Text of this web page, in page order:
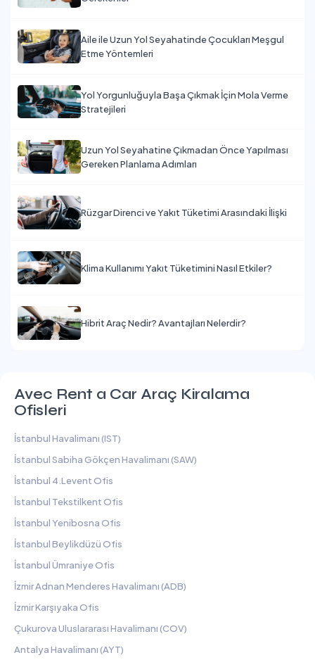
Aile ile Uzun Yol Seyahatinde Çocukları Meşgul
Etme Yöntemleri
Yol Yorgunluğuyla Başa Çıkmak İçin Mola Verme
Stratejileri
Uzun Yol Seyahatine Çıkmadan Önce Yapılması
Gereken Planlama Adımları
Rüzgar Direnci ve Yakıt Tüketimi Arasındaki İlişki
Klima Kullanımı Yakıt Tüketimini Nasıl Etkiler?
Hibrit Araç Nedir? Avantajları Nelerdir?
Avec Rent a Car Araç Kiralama
Ofisleri
İstanbul Havalimanı (IST)
İstanbul Sabiha Gökçen Havalimanı (SAW)
İstanbul 4.Levent Ofis
İstanbul Tekstilkent Ofis
İstanbul Yenibosna Ofis
İstanbul Beylikdüzü Ofis
İstanbul Ümraniye Ofis
İzmir Adnan Menderes Havalimanı (ADB)
İzmir Karşıyaka Ofis
Çukurova Uluslararası Havalimanı (COV)
Antalya Havalimanı (AYT)